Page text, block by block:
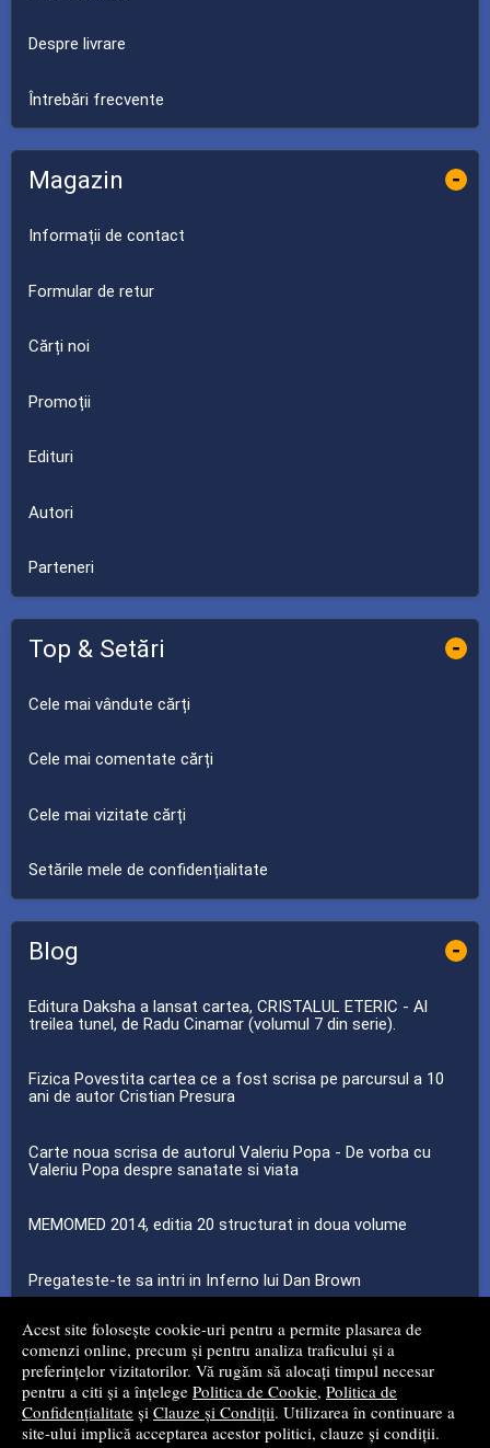
Acest site folosește cookie-uri pentru a permite plasarea de
comenzi online, precum și pentru analiza traficului și a
preferințelor vizitatorilor. Vă rugăm să alocați timpul necesar
pentru a citi și a înțelege Politica de Cookie, Politica de
Confidențialitate și Clauze și Condiții. Utilizarea în continuare a
site-ului implică acceptarea acestor politici, clauze și condiții.
Despre livrare
Întrebări frecvente
Magazin -
Informații de contact
Formular de retur
Cărți noi
Promoții
Edituri
Autori
Parteneri
Top & Setări -
Cele mai vândute cărți
Cele mai comentate cărți
Cele mai vizitate cărți
Setările mele de confidențialitate
Blog -
Editura Daksha a lansat cartea, CRISTALUL ETERIC - Al
treilea tunel, de Radu Cinamar (volumul 7 din serie).
Fizica Povestita cartea ce a fost scrisa pe parcursul a 10
ani de autor Cristian Presura
Carte noua scrisa de autorul Valeriu Popa - De vorba cu
Valeriu Popa despre sanatate si viata
MEMOMED 2014, editia 20 structurat in doua volume
Pregateste-te sa intri in Inferno lui Dan Brown
...toate știrile
© 2008 - 2026Mg Net Distribution Srl
Magazin onlinecreat deVital Soft